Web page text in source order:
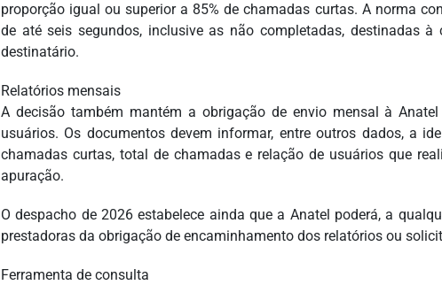
proporção igual ou superior a 85% de chamadas curtas. A norma
de até seis segundos, inclusive as não completadas, destinadas
destinatário.
Relatórios mensais
A decisão também mantém a obrigação de envio mensal à
usuários. Os documentos devem informar, entre outros dados, a
chamadas curtas, total de chamadas e relação de usuários que
apuração.
O despacho de 2026 estabelece ainda que a Anatel poderá, a
prestadoras da obrigação de encaminhamento dos relatórios ou
Ferramenta de consulta